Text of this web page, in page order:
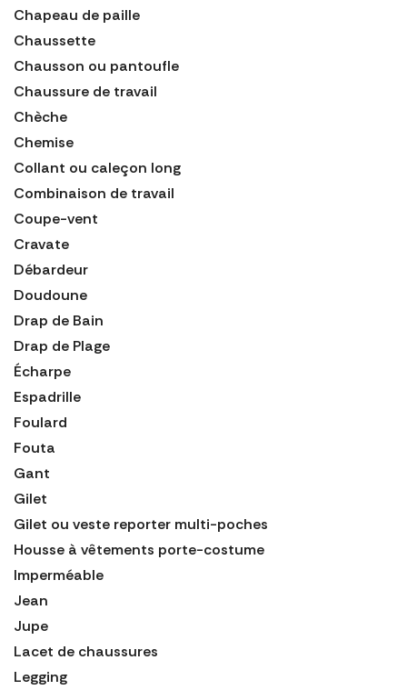
Chapeau de paille
Chaussette
Chausson ou pantoufle
Chaussure de travail
Chèche
Chemise
Collant ou caleçon long
Combinaison de travail
Coupe-vent
Cravate
Débardeur
Doudoune
Drap de Bain
Drap de Plage
Écharpe
Espadrille
Foulard
Fouta
Gant
Gilet
Gilet ou veste reporter multi-poches
Housse à vêtements porte-costume
Imperméable
Jean
Jupe
Lacet de chaussures
Legging